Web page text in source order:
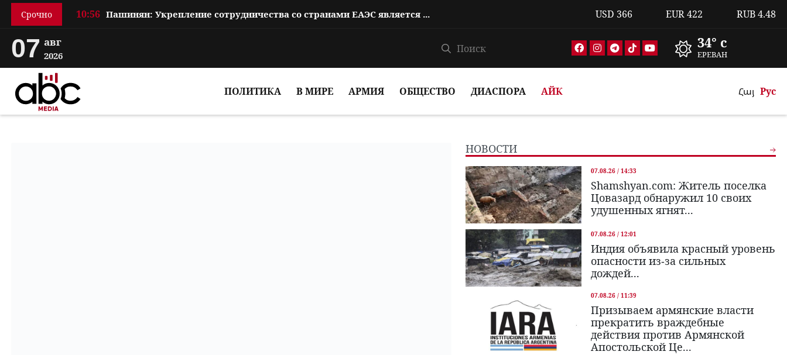
Срочно 10:56 Пашинян: Укрепление сотрудничества со странами ЕАЭС является одним из пр... USD 366 EUR422 RUB4.48
07 авг
2026
34° c
ЕРЕВАН
ПОЛИТИКА В МИРЕ АРМИЯ ОБЩЕСТВО ДИАСПОРА АЙК Հայ Рус
НОВОСТИ
07.08.26 / 14:33
Shamshyan.com: Житель поселка
Цовазард обнаружил 10 своих
удушенных ягнят...
07.08.26 / 12:01
Индия объявила красный уровень
опасности из-за сильных
дождей...
07.08.26 / 11:39
Призываем армянские власти
прекратить враждебные
действия против Армянской
Апостольской Це...